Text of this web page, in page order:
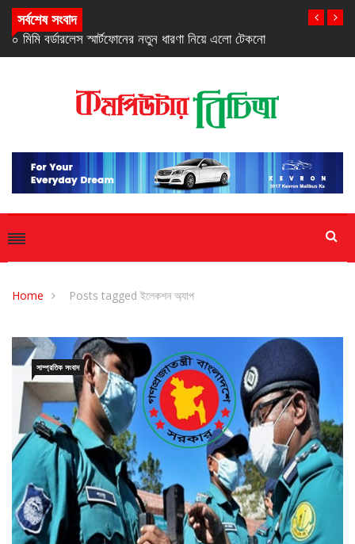
সর্বশেষ সংবাদ
স্যামসাংয়ের ‘গ্যালাক্সি এ২৭ ৫জি’ স্মার্টফোন
Home Posts tagged ইলেকশন অ্যাপ
সাম্প্রতিক সংবাদ